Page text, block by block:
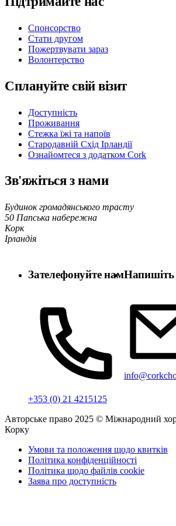
Спонсорство
Стати другом
Пожертвувати зараз
Волонтерство
Сплануйте свій візит
Доступність
Проживання
Стежка їжі та напоїв
Стародавній Схід Ірландії
Ознайомтеся з додатком Cork
Зв'яжіться з нами
Будинок громадянського трасту
50 Папська набережна
Корк
Ірландія
Зателефонуйте нам
+353 (0) 21 4215125
Авторське право 2025 © Міжнародний
Корку
Умови та положення щодо квитків
Політика конфіденційності
Політика щодо файлів cookie
Заява про доступність